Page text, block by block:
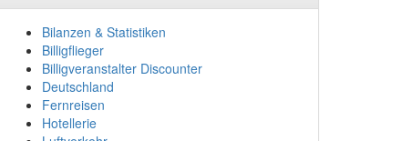
Bilanzen & Statistiken
Billigflieger
Billigveranstalter Discounter
Deutschland
Fernreisen
Hotellerie